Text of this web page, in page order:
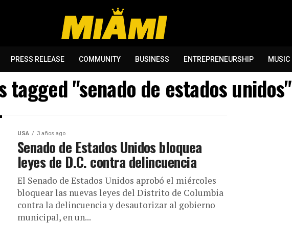
PRESS RELEASE COMMUNITY BUSINESS ENTREPRENEURSHIP MUSIC
tagged "senado de estados unidos"
USA 3 años ago
Senado de Estados Unidos bloquea
leyes de D.C. contra delincuencia
El Senado de Estados Unidos aprobó el miércoles
bloquear las nuevas leyes del Distrito de Columbia
contra la delincuencia y desautorizar al gobierno
municipal, en un...